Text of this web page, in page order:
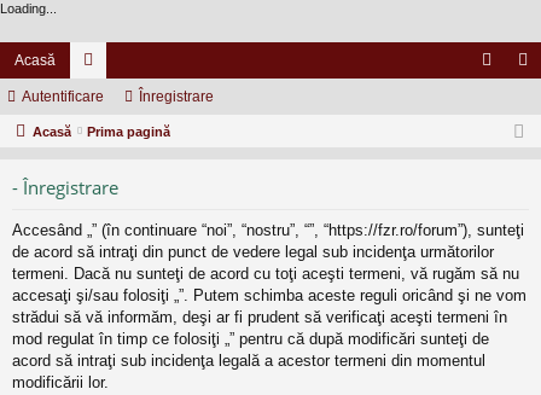
Loading...
Acasă
or
u eg
re
Autentificare Înregistrare
Acasă Prima pagină
- Înregistrare
Accesând „” (în continuare “noi”, “nostru”, “”, “https://fzr.ro/forum”), sunteţi
de acord să intraţi din punct de vedere legal sub incidenţa următorilor
termeni. Dacă nu sunteţi de acord cu toţi aceşti termeni, vă rugăm să nu
accesaţi şi/sau folosiţi „”. Putem schimba aceste reguli oricând şi ne vom
strădui să vă informăm, deşi ar fi prudent să verificaţi aceşti termeni în
mod regulat în timp ce folosiţi „” pentru că după modificări sunteţi de
acord să intraţi sub incidenţa legală a acestor termeni din momentul
modificării lor.